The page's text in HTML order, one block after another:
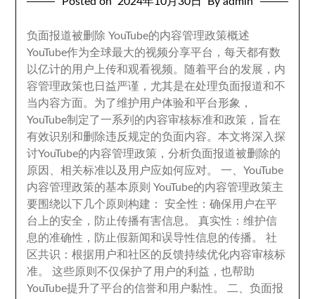
负面报道被删除 YouTube的内容管理政策概述
YouTube作为全球最大的视频分享平台 ，每天都有数
以亿计的用户上传和观看视频。 随着平台的发展 ， 内
容管理政策也日益严谨 ， 尤其是在处理负面报道和不
当内容方面 。 为了维护用户体验和平台形象 ，
YouTube制定了一系列的内容审核标准和政策 ， 旨在
有效识别和删除违反规定的负面内容。本文将深入探
讨YouTube的内容管理政策 ，分析负面报道被删除的
原因
、相关标准以及用户应如何应对。一 、YouTube
内容管理政策的基本原则 YouTube的内容管理政策主
要围绕以下几个原则构建 ：安全性 ：确保用户在平
台上的安全 ， 防止传播有害信息 。真实性 ：维护信
息的准确性 ， 防止假新闻和误导性信息的传播。社
区共识 ：根据用户和社区的反馈持续优化内容审核标
准。这些原则不仅保护了用户的利益 ，也帮助
YouTube提升了平台的信誉和用户黏性。 二 、负面报